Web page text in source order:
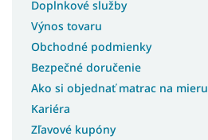
Doplnkové služby
Výnos tovaru
Obchodné podmienky
Bezpečné doručenie
Ako si objednať matrac na mieru
Kariéra
Zľavové kupóny